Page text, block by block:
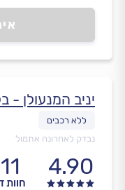
יניב המנעולן -
נבדק לאחרונה אתמול
4.90
חוות